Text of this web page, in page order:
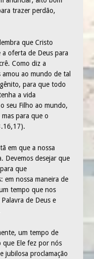
trazer perdão,
que Cristo
a oferta de Deus para
Como diz a
amou ao mundo de tal
para que todo
a vida
seu Filho ao mundo,
para que o
em que a nossa
Devemos desejar que
que
em nossa maneira de
tempo que nos
de Deus e
um tempo de
que Ele fez por nós
jubilosa proclamação